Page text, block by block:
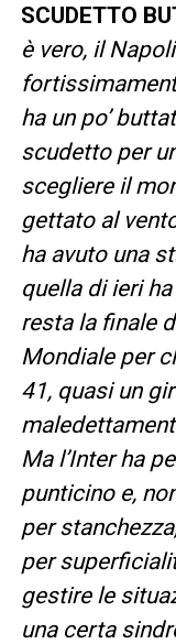
SCUDETTO
è vero, il
ha un po’
scudetto per
scegliere il
gettato al
ha avuto una
quella di ieri
resta la finale
Mondiale per
41, quasi un
Ma l’Inter ha
punticino e,
per
per
gestire le
una certa